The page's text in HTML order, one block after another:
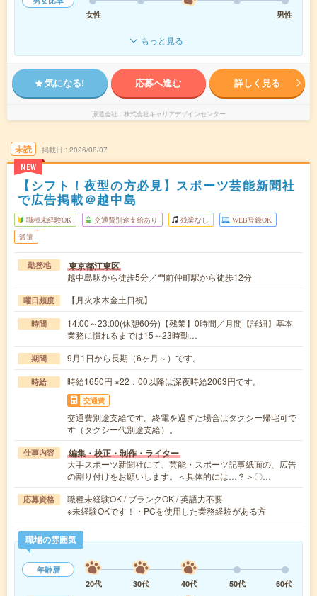
女性
男性
もっと見る
気になる! 応募へ進む 詳しく見る
派遣会社 株式会社キャリアデザインセンター
未読
NEW
掲載日 2026/08/07
【シフト！夜型の方必見】スポーツ芸能新聞社
で広告掲載＠越中島
職種未経験OK 交通費別途支給あり 残業なし WEB登録OK
派遣
勤務地 東京都江東区
越中島駅から徒歩5分／門前仲町駅から徒歩12分
曜日頻度 【月火水木金土日祝】
時間
14:00～23:00(休憩60分)【残業】0時間／月間【詳細】基本
業務に慣れるまでは15～23時勤…
期間 9月1日から長期（6ヶ月～）です。
時給 時給1650円 ※22：00以降は深夜時給2063円です。
交通費
交通費別途支給です。終電を過ぎた場合はタクシー帰宅可で
す（タクシー代別途支給）。
仕事内容 編集・校正・制作・ライター
大手スポーツ新聞社にて、芸能・スポーツ記事紙面の、広告
の割り付けをお願いします。＜具体的には…？＞〇…
応募資格
職種未経験OK / ブランクOK / 英語力不要
※未経験OKです！・PCを使用した業務経験がある方
職場の雰囲気
年齢層
20代
30代 40代 50代
60代